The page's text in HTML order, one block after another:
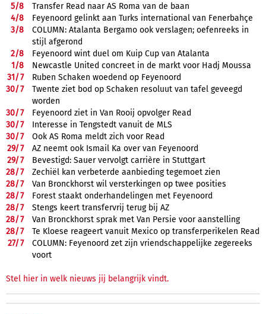
5/8
Transfer Read naar AS Roma van de baan
4/8
Feyenoord gelinkt aan Turks international van Fenerbahçe
3/8
COLUMN: Atalanta Bergamo ook verslagen; oefenreeks in
stijl afgerond
2/8
Feyenoord wint duel om Kuip Cup van Atalanta
1/8
Newcastle United concreet in de markt voor Hadj Moussa
31/7
Ruben Schaken woedend op Feyenoord
30/7
Twente ziet bod op Schaken resoluut van tafel geveegd
worden
30/7
Feyenoord ziet in Van Rooij opvolger Read
30/7
Interesse in Tengstedt vanuit de MLS
30/7
Ook AS Roma meldt zich voor Read
29/7
AZ neemt ook Ismail Ka over van Feyenoord
29/7
Bevestigd: Sauer vervolgt carrière in Stuttgart
28/7
Zechiël kan verbeterde aanbieding tegemoet zien
28/7
Van Bronckhorst wil versterkingen op twee posities
28/7
Forest staakt onderhandelingen met Feyenoord
28/7
Stengs keert transfervrij terug bij AZ
28/7
Van Bronckhorst sprak met Van Persie voor aanstelling
28/7
Te Kloese reageert vanuit Mexico op transferperikelen Read
27/7
COLUMN: Feyenoord zet zijn vriendschappelijke zegereeks
voort
Stel hier in welk nieuws jij belangrijk vindt.